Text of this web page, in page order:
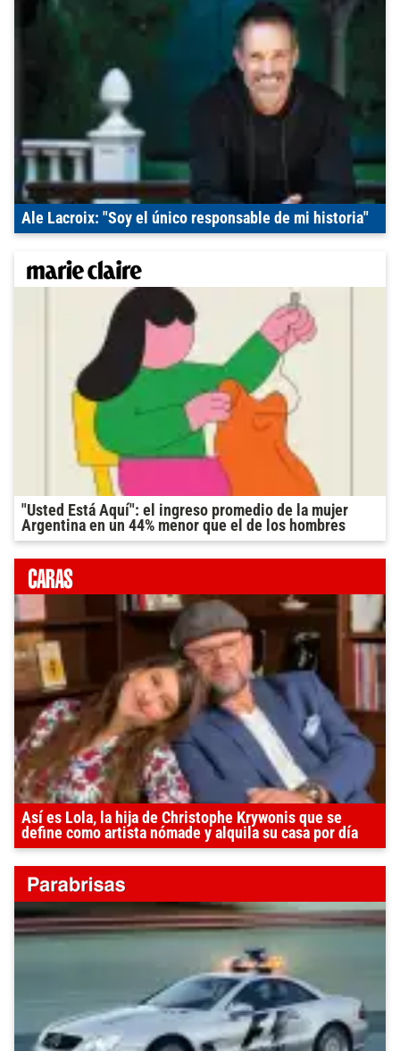
Ale Lacroix: "Soy el único responsable de mi historia"
"Usted Está Aquí": el ingreso promedio de la mujer
Argentina en un 44% menor que el de los hombres
Así es Lola, la hija de Christophe Krywonis que se
define como artista nómade y alquila su casa por día